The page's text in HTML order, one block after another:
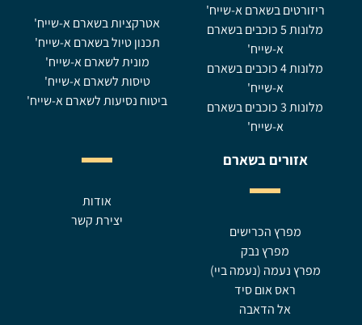
ריזורטים בשארם א-שייח'
מלונות 5 כוכבים בשארם
א-שייח'
מלונות 4 כוכבים בשארם
א-שייח'
מלונות 3 כוכבים בשארם
א-שייח'
אטרקציות בשארם א-שייח'
תכנון טיול בשארם א-שייח'
מונית לשארם א-שייח'
טיסות לשארם א-שייח'
ביטוח נסיעות לשארם א-שייח'
אזורים בשארם
מפרץ הכרישים
מפרץ נבק
מפרץ נעמה (נעמה ביי)
ראס אום סיד
אל הדאבה
אודות
יצירת קשר